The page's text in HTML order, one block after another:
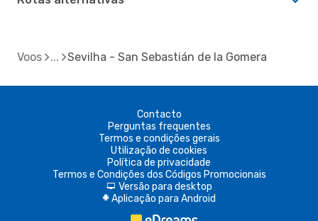
Voos Sevilha - San Sebastián de la Gomera
Contacto
Perguntas frequentes
Termos e condições gerais
Utilização de cookies
Política de privacidade
Termos e Condições dos Códigos Promocionais
d Versão para desktop
A Aplicação para Android